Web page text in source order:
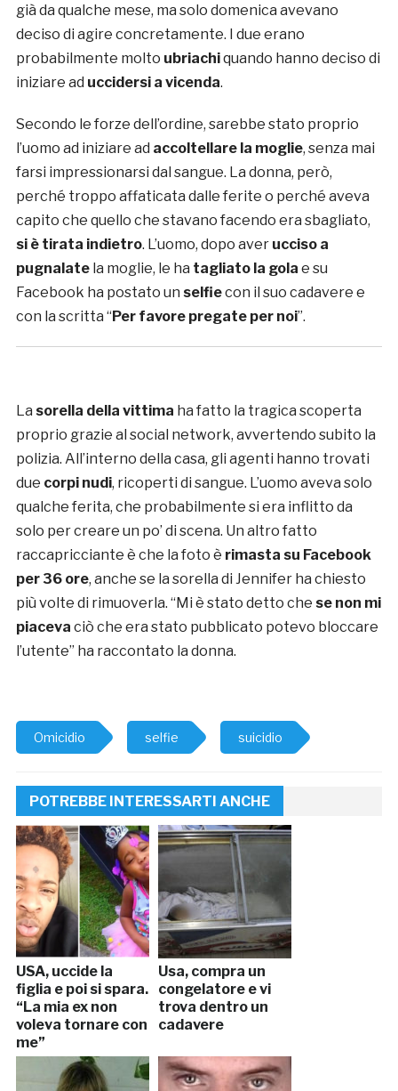
già da qualche mese, ma solo domenica avevano
deciso di agire concretamente. I due erano
probabilmente molto ubriachiquando hanno deciso di
iniziare ad uccidersi a vicenda.
Secondo le forze dell’ordine, sarebbe stato proprio
l’uomo ad iniziare ad accoltellare la moglie, senza mai
farsi impressionarsi dal sangue. La donna, però,
perché troppo affaticata dalle ferite o perché aveva
capito che quello che stavano facendo era sbagliato,
si è tirata indietro. L’uomo, dopo aver ucciso a
pugnalate la moglie, le ha tagliato la gola e su
Facebook ha postato un selfiecon il suo cadavere e
con la scritta “Per favore pregate per noi”.
La sorella della vittima ha fatto la tragica scoperta
proprio grazie al social network, avvertendo subito la
polizia. All’interno della casa, gli agenti hanno trovati
due corpi nudi, ricoperti di sangue. L’uomo aveva solo
qualche ferita, che probabilmente si era inflitto da
solo per creare un po’ di scena. Un altro fatto
raccapricciante è che la foto è rimasta su Facebook
per 36 ore, anche se la sorella di Jennifer ha chiesto
più volte di rimuoverla. “Mi è stato detto che se non mi
piaceva ciò che era stato pubblicato potevo bloccare
l’utente” ha raccontato la donna.
Omicidio selfie suicidio
POTREBBE INTERESSARTI ANCHE
USA, uccide la
figlia e poi si spara.
“La mia ex non
voleva tornare con
me”
Usa, compra un
congelatore e vi
trova dentro un
cadavere